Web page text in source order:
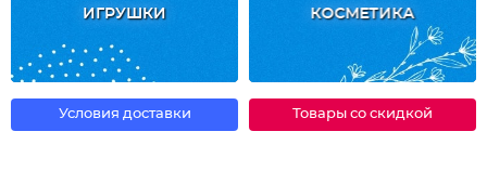
ИГРУШКИ КОСМЕТИКА
Условия доставки Товары со скидкой